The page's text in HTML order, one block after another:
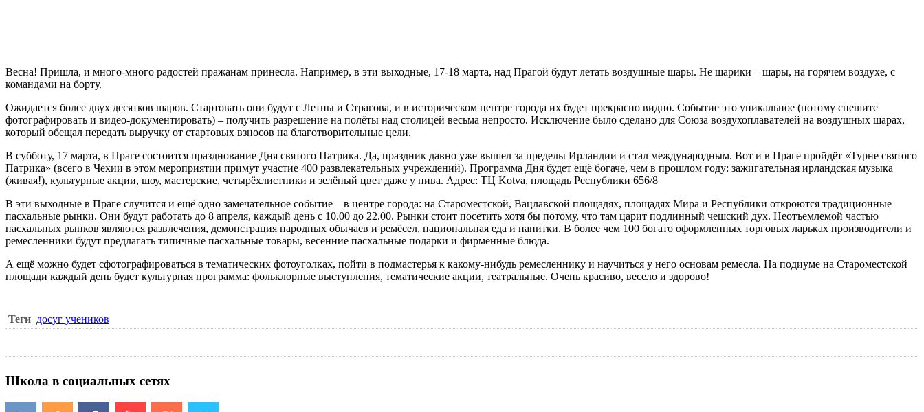
Весна! Пришла, и много-много радостей пражанам принесла. Например, в эти выходные, 17-18 марта, над Прагой будут летать воздушные шары. Не шарики – шары, на горячем воздухе, с
командами на борту.
Ожидается более двух десятков шаров. Стартовать они будут с Летны и Страгова, и в историческом центре города их будет прекрасно видно. Событие это уникальное (потому спешите
фотографировать и видео-документировать) – получить разрешение на полёты над столицей весьма непросто. Исключение было сделано для Союза воздухоплавателей на воздушных шарах,
который обещал передать выручку от стартовых взносов на благотворительные цели.
В субботу, 17 марта, в Праге состоится празднование Дня святого Патрика. Да, праздник давно уже вышел за пределы Ирландии и стал международным. Вот и в Праге пройдёт «Турне святого
Патрика» (всего в Чехии в этом мероприятии примут участие 400 развлекательных учреждений). Программа Дня будет ещё богаче, чем в прошлом году: зажигательная ирландская музыка
(живая!), культурные акции, шоу, мастерские, четырёхлистники и зелёный цвет даже у пива. Адрес: ТЦ Kotvа, площадь Республики 656/8
В эти выходные в Праге случится и ещё одно замечательное событие – в центре города: на Староместской, Вацлавской площадях, площадях Мира и Республики откроются традиционные
пасхальные рынки. Они будут работать до 8 апреля, каждый день с 10.00 до 22.00. Рынки стоит посетить хотя бы потому, что там царит подлинный чешский дух. Неотъемлемой частью
пасхальных рынков являются развлечения, демонстрация народных обычаев и ремёсел, национальная еда и напитки. В более чем 100 богато оформленных торговых ларьках производители и
ремесленники будут предлагать типичные пасхальные товары, весенние пасхальные подарки и фирменные блюда.
А ещё можно будет сфотографироваться в тематических фотоуголках, пойти в подмастерья к какому-нибудь ремесленнику и научиться у него основам ремесла. На подиуме на Староместской
площади каждый день будет культурная программа: фольклорные выступления, тематические акции, театральные. Очень красиво, весело и здорово!
Теги досуг учеников
Школа в социальных сетях